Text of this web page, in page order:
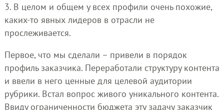
3. В целом и общем у всех профили очень похожие,
каких-то явных лидеров в отрасли не
прослеживается.
Первое, что мы сделали – привели в порядок
профиль заказчика. Переработали структуру контента
и ввели в него ценные для целевой аудитории
рубрики. Встал вопрос живого уникального контента.
Ввиду ограниченности бюджета эту задачу заказчик